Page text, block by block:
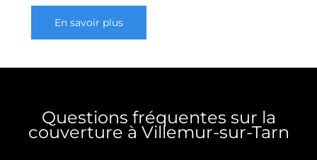
En savoir plus
Questions fréquentes sur la
couverture à Villemur-sur-Tarn